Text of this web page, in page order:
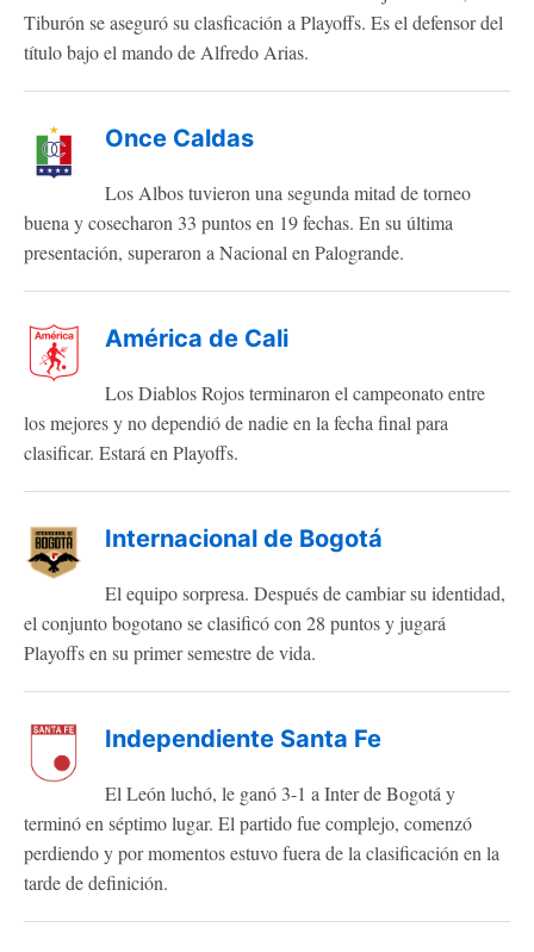
Tiburón se aseguró su clasficación a Playoffs. Es el defensor del
título bajo el mando de Alfredo Arias.
Once Caldas
Los Albos tuvieron una segunda mitad de torneo
buena y cosecharon 33 puntos en 19 fechas. En su última
presentación, superaron a Nacional en Palogrande.
América de Cali
Los Diablos Rojos terminaron el campeonato entre
los mejores y no dependió de nadie en la fecha final para
clasificar. Estará en Playoffs.
Internacional de Bogotá
El equipo sorpresa. Después de cambiar su identidad,
el conjunto bogotano se clasificó con 28 puntos y jugará
Playoffs en su primer semestre de vida.
Independiente Santa Fe
El León luchó, le ganó 3-1 a Inter de Bogotá y
terminó en séptimo lugar. El partido fue complejo, comenzó
perdiendo y por momentos estuvo fuera de la clasificación en la
tarde de definición.